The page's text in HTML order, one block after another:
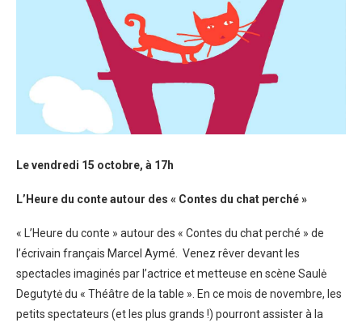
Le vendredi 15 octobre, à 17h
L’Heure du conte autour des « Contes du chat perché »
« L’Heure du conte » autour des « Contes du chat perché » de
l’écrivain français Marcel Aymé. Venez rêver devant les
spectacles imaginés par l’actrice et metteuse en scène Saulė
Degutytė du « Théâtre de la table ». En ce mois de novembre, les
petits spectateurs (et les plus grands !) pourront assister à la